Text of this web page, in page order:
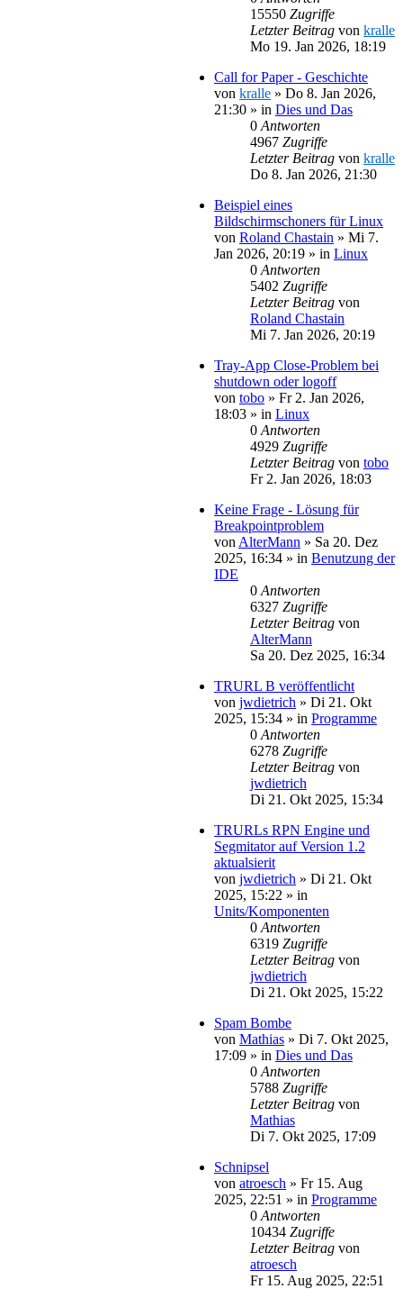
15550 Zugriffe
Letzter Beitrag von kralle
Mo 19. Jan 2026, 18:19
Call for Paper - Geschichte
von kralle » Do 8. Jan 2026,
21:30 » in Dies und Das
0 Antworten
4967 Zugriffe
Letzter Beitrag von kralle
Do 8. Jan 2026, 21:30
Beispiel eines
Bildschirmschoners für Linux
von Roland Chastain » Mi 7.
Jan 2026, 20:19 » in Linux
0 Antworten
5402 Zugriffe
Letzter Beitrag von
Roland Chastain
Mi 7. Jan 2026, 20:19
Tray-App Close-Problem bei
shutdown oder logoff
von tobo » Fr 2. Jan 2026,
18:03 » in Linux
0 Antworten
4929 Zugriffe
Letzter Beitrag von tobo
Fr 2. Jan 2026, 18:03
Keine Frage - Lösung für
Breakpointproblem
von AlterMann » Sa 20. Dez
2025, 16:34 » in Benutzung der
IDE
0 Antworten
6327 Zugriffe
Letzter Beitrag von
AlterMann
Sa 20. Dez 2025, 16:34
TRURL B veröffentlicht
von jwdietrich » Di 21. Okt
2025, 15:34 » in Programme
0 Antworten
6278 Zugriffe
Letzter Beitrag von
jwdietrich
Di 21. Okt 2025, 15:34
TRURLs RPN Engine und
Segmitator auf Version 1.2
aktualsierit
von jwdietrich » Di 21. Okt
2025, 15:22 » in
Units/Komponenten
0 Antworten
6319 Zugriffe
Letzter Beitrag von
jwdietrich
Di 21. Okt 2025, 15:22
Spam Bombe
von Mathias » Di 7. Okt 2025,
17:09 » in Dies und Das
0 Antworten
5788 Zugriffe
Letzter Beitrag von
Mathias
Di 7. Okt 2025, 17:09
Schnipsel
von atroesch » Fr 15. Aug
2025, 22:51 » in Programme
0 Antworten
10434 Zugriffe
Letzter Beitrag von
atroesch
Fr 15. Aug 2025, 22:51